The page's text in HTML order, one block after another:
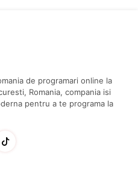
de programari online la
Romania, compania isi
pentru a te programa la